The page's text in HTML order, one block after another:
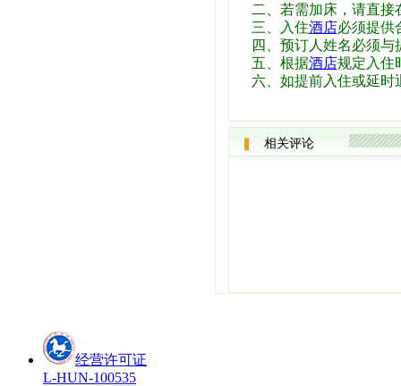
二、若需加床，请直接
三、入住酒店必须提供
四、预订人姓名必须
五、根据酒店规定入住
六、如提前入住或延时
相关评论
经营许可证
L-HUN-100535